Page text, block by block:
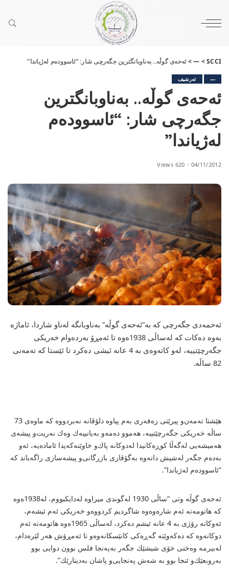
SCCI
>
—
>ئەحەی گوڵە.. بەناوبانگترین جگەرچی شار: “ئاسوودەم لەژیاندا”
— ئەرشیف
ئەحەی گوڵە.. بەناوبانگترین
جگەرچی شار: “ئاسوودەم
لەژیاندا”
04/11/2012
620 Views
ئەحمەدی جگەرچی كە بە”ئەحەی گوڵە” بەناوبانگە لەناو شاردا، ئاماژە
بەوە دەكات كە لەساڵی 1938ەوە تا ئەمڕۆ بەردەوام خەریكی
جگەرچێتییە، لەو كاتەوەی بە 4 عانە ئیشی دەكرد تا ئێستا كە تەمەنی
82 ساڵە.
هێشتا تەمەن‌و پیرێتی زەفەری بەم پیاوە دلۆڤانە نەبردووە كە ماوەی 73
ساڵە خەریكی جگەرچێتییە، هەموو دەمەو بەیانییەك وەك نەریت‌و پیشەی
هەمیشەیی لەگەڵا كوڕەكانیدا لەدوكانە پاك‌و خاوێنەكەیدا ئامادەیە، ئەو
بەدەم جگەر لەشیش دانەوە بەگۆڤاری بازرگانی‌و پیشەسازی راگەیاند كە
“ئاسوودەم لەژیاندا”.
ئەحەی گوڵە وتی “ساڵی 1930 لەگوندی میراوە لەدایكبووم، لە1938ەوە
كە هاتومەتە ئەم شارەوەوە شاگردیم كردووەو خەریكی ئەم ئیشەم،
ئەوكاتە رۆژی بە 4 عانە ئیشم دەكرد، لەساڵی 1965ەوە هاتومەتە ئەم
دوكانەوە كە دەكەوێتە گەڕەكی كانێسكانەوە‌و تا ئەمڕۆش هەر لێرەدام،
لەبیرمە وەختی خۆی شیشێك جگەر بەپەنجا فلس بوون دوایی بوو
بەروبعێك‌و ئنجا بوو بە شەش پەنجایی‌و پاشان بەدینارێك”.